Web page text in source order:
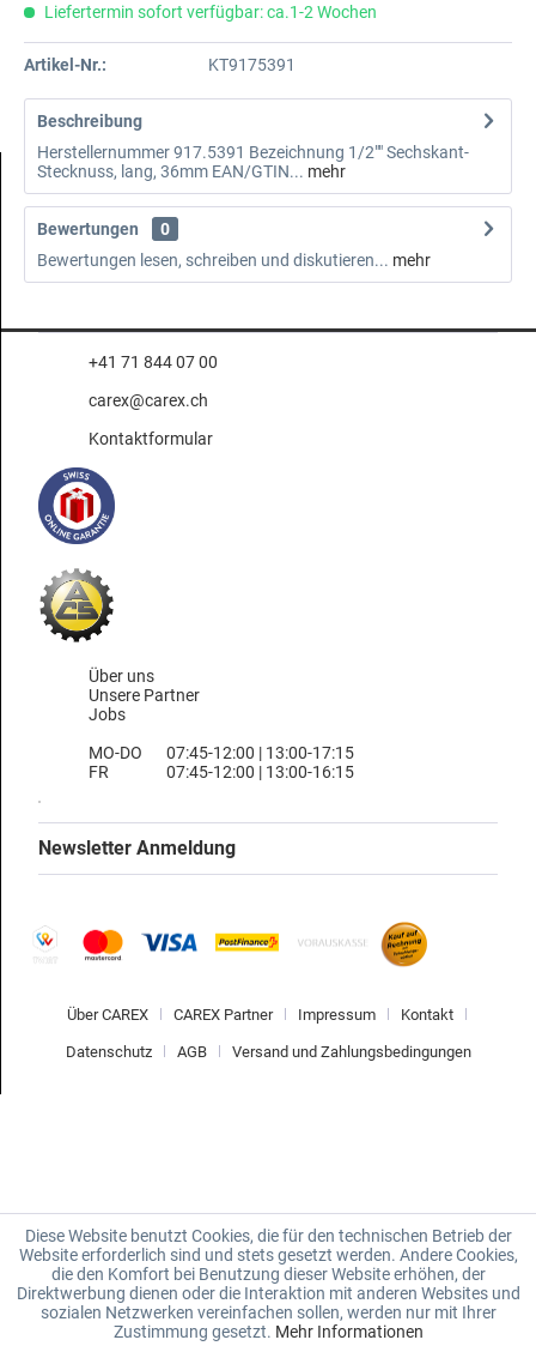
Liefertermin sofort verfügbar: ca.1-2 Wochen
Artikel-Nr.: KT9175391
Beschreibung
Herstellernummer 917.5391 Bezeichnung 1/2"" Sechskant-
Stecknuss, lang, 36mm EAN/GTIN... mehr
Bewertungen
0
Bewertungen lesen, schreiben und diskutieren... mehr
+41 71 844 07 00
carex@carex.ch
Kontaktformular
Über uns
Unsere Partner
Jobs
MO-DO
FR
07:45-12:00 | 13:00-17:15
07:45-12:00 | 13:00-16:15
Newsletter Anmeldung
Über CAREX CAREX Partner Impressum Kontakt
Datenschutz AGB Versand und Zahlungsbedingungen
Diese Website benutzt Cookies, die für den technischen Betrieb der
Website erforderlich sind und stets gesetzt werden. Andere Cookies,
die den Komfort bei Benutzung dieser Website erhöhen, der
Direktwerbung dienen oder die Interaktion mit anderen Websites und
sozialen Netzwerken vereinfachen sollen, werden nur mit Ihrer
Zustimmung gesetzt. Mehr Informationen